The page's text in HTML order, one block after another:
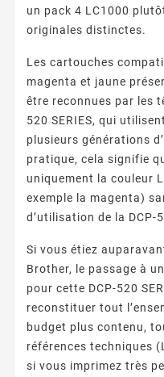
un pack 4 LC1000
originales distinctes.
Les cartouches
magenta et jaune
être reconnues par les
520 SERIES, qui
plusieurs générations
pratique, cela signifie
uniquement la couleur
exemple la magenta)
d’utilisation de la DCP-
Si vous étiez
Brother, le passage à un
pour cette DCP-520
reconstituer tout
budget plus contenu,
références techniques
si vous imprimez très